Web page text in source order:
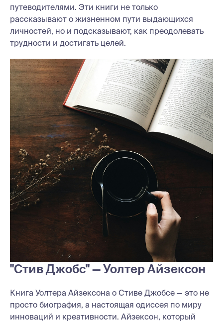
путеводителями. Эти книги не только
рассказывают о жизненном пути выдающихся
личностей, но и подсказывают, как преодолевать
трудности и достигать целей.
"Стив Джобс" — Уолтер Айзексон
Книга Уолтера Айзексона о Стиве Джобсе — это не
просто биография, а настоящая одиссея по миру
инноваций и креативности. Айзексон, который